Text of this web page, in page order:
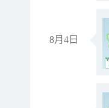
8月4日